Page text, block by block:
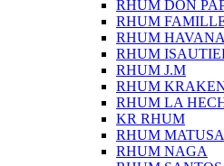
RHUM DON
RHUM
RHUM
RHUM
RHUM J.M
RHUM
RHUM LA
KR RHUM
RHUM
RHUM NAGA